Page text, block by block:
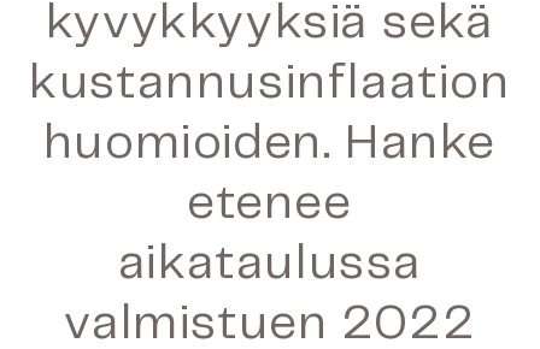
kyvykkyyksiä sekä
kustannusinflaation
huomioiden. Hanke
etenee
aikataulussa
valmistuen 2022